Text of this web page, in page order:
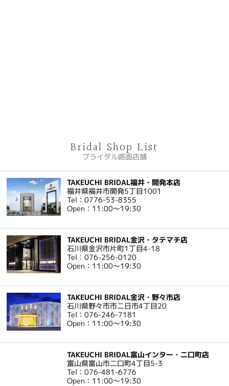
Bridal Shop List
ブライダル路面店舗
TAKEUCHI BRIDAL福井・開発本店
福井県福井市開発5丁目1001
Tel：0776-53-8355
Open：11:00～19:30
TAKEUCHI BRIDAL金沢・タテマチ店
石川県金沢市片町1丁目4-18
Tel：076-256-0120
Open：11:00～19:30
TAKEUCHI BRIDAL金沢・野々市店
石川県野々市市二日市4丁目20
Tel：076-246-7181
Open：11:00～19:30
TAKEUCHI BRIDAL富山インター・二口町店
富山県富山市二口町4丁目5-3
Tel：076-481-6776
Open：11:00～19:30